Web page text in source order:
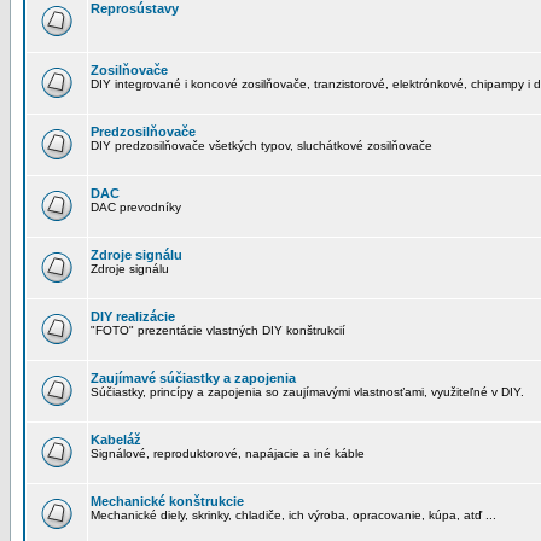
Reprosústavy
Zosilňovače
DIY integrované i koncové zosilňovače, tranzistorové, elektrónkové, chipampy i
Predzosilňovače
DIY predzosilňovače všetkých typov, sluchátkové zosilňovače
DAC
DAC prevodníky
Zdroje signálu
Zdroje signálu
DIY realizácie
"FOTO" prezentácie vlastných DIY konštrukcií
Zaujímavé súčiastky a zapojenia
Súčiastky, princípy a zapojenia so zaujímavými vlastnosťami, využiteľné v DIY.
Kabeláž
Signálové, reproduktorové, napájacie a iné káble
Mechanické konštrukcie
Mechanické diely, skrinky, chladiče, ich výroba, opracovanie, kúpa, atď ...